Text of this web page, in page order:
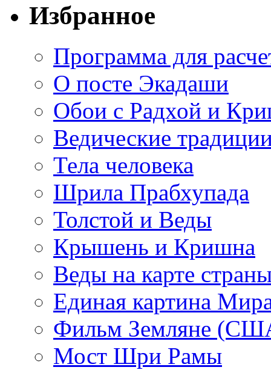
Избранное
Программа для
О посте Экадаши
Обои с Радхой и
Ведические
Тела человека
Шрила Прабхупада
Толстой и Веды
Крышень и Кришна
Веды на карте
Единая картина
Фильм Земляне
Мост Шри Рамы